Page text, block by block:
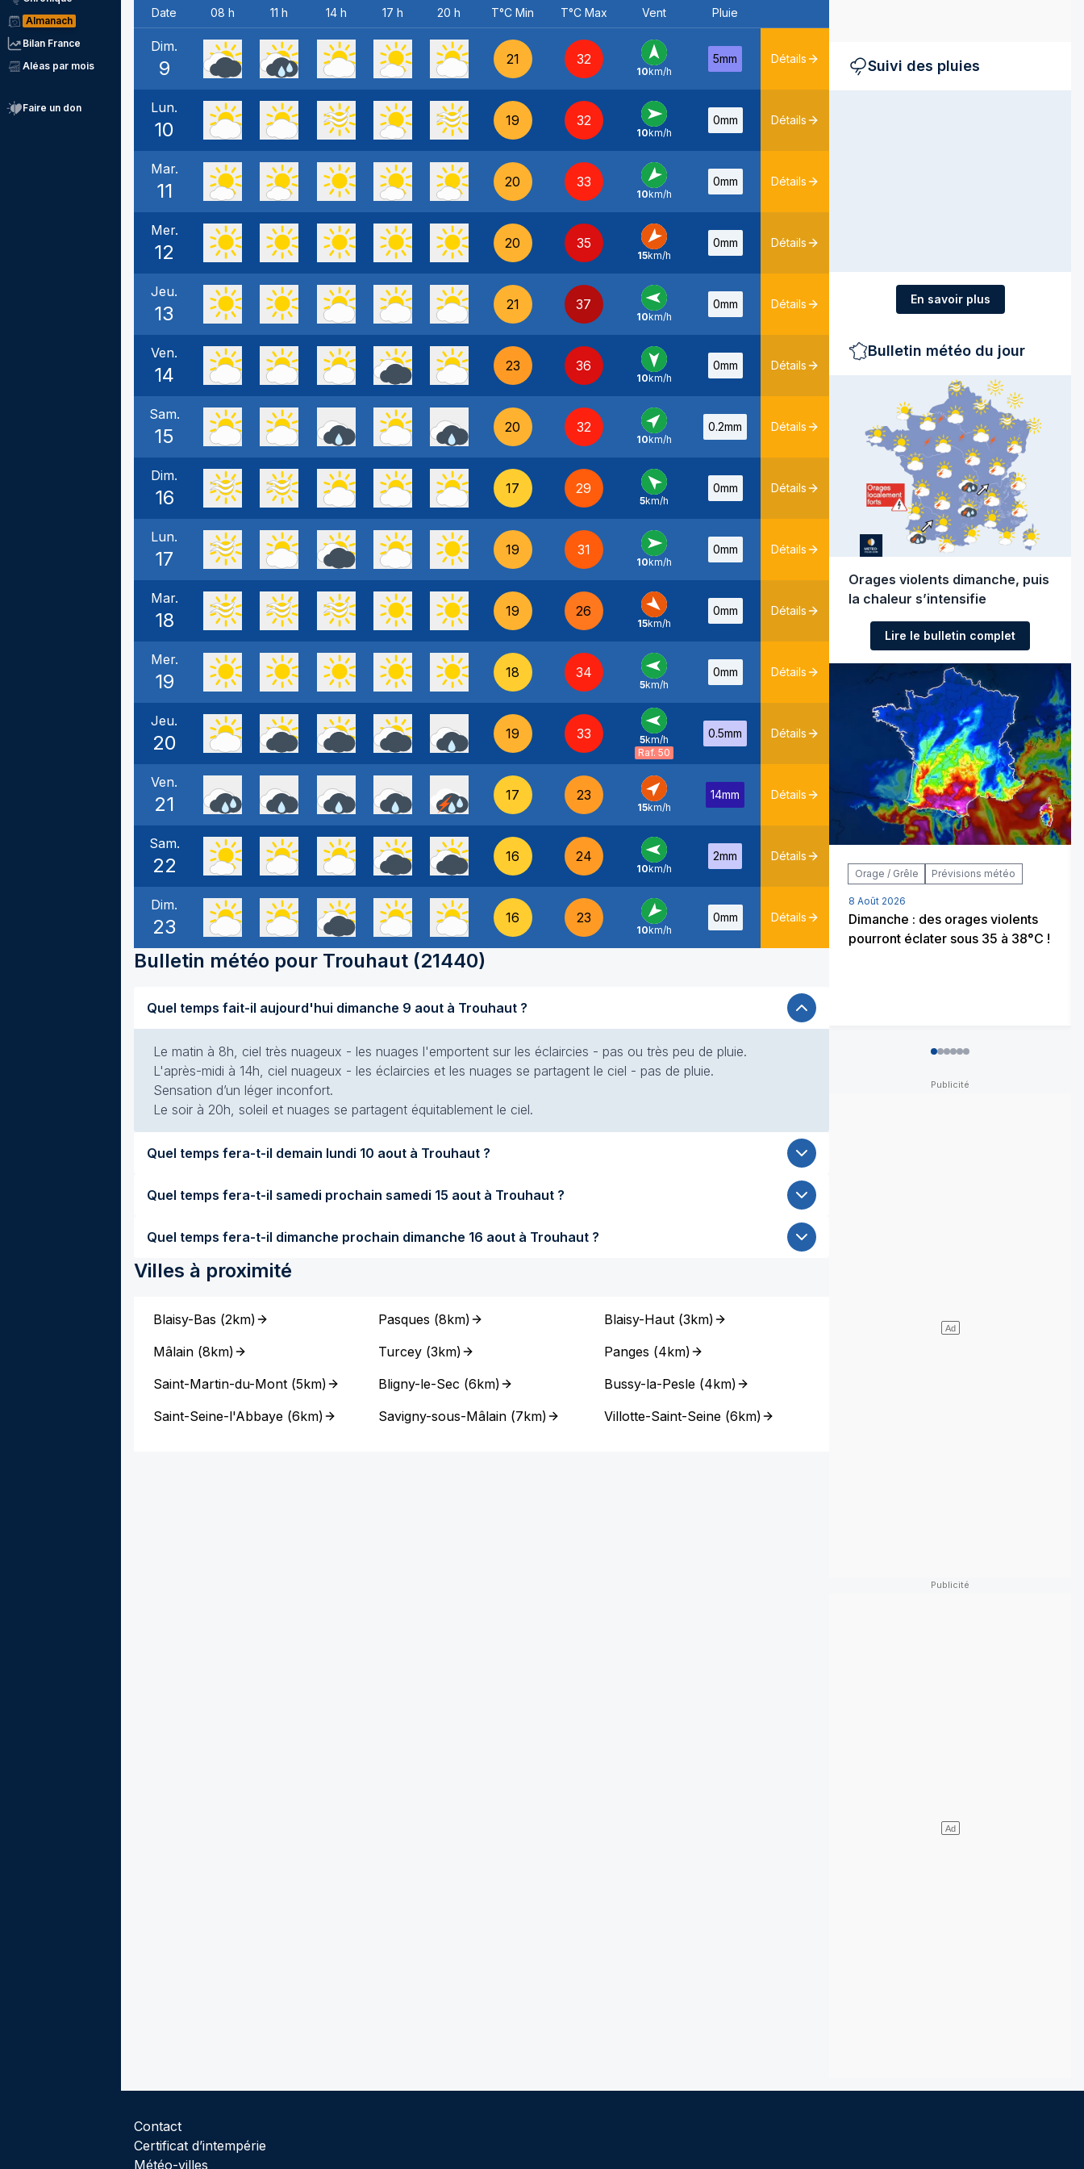
Almanach
Bilan France
Aléas par mois
Faire un don
Date 08 h 11 h 14 h 17 h 20 h T°C Min T°C Max Vent Pluie
Dim.
9 21 32
S -
10km/h
5mm Détails
Lun.
10 19 32
O -
10km/h
0mm Détails
Mar.
11 20 33
NE -
10km/h
0mm Détails
Mer.
12 20 35
NE -
15km/h
0mm Détails
Jeu.
13 21 37
E -
10km/h
0mm Détails
Ven.
14 23 36
N -
10km/h
0mm Détails
Sam.
15 20 32
SO -
10km/h
0.2mm Détails
Dim.
16 17 29
SE -
5km/h
0mm Détails
Lun.
17 19 31
O -
10km/h
0mm Détails
Mar.
18 19 26
NO
15km/h
0mm Détails
Mer.
19 18 34
E -
5km/h
0mm Détails
Jeu.
20 19 33
E -
5km/h
Raf. 50
0.5mm Détails
Ven.
21 17 23
SO -
15km/h
14mm Détails
Sam.
22 16 24
E -
10km/h
2mm Détails
Dim.
23 16 23
NE -
10km/h
0mm Détails
Bulletin météo pour Trouhaut (21440)
Quel temps fait-il aujourd'hui dimanche 9 aout à Trouhaut ?
Le matin à 8h, ciel très nuageux - les nuages l'emportent sur les éclaircies - pas ou très peu de pluie.
L'après-midi à 14h, ciel nuageux - les éclaircies et les nuages se partagent le ciel - pas de pluie.
Sensation d’un léger inconfort.
Le soir à 20h, soleil et nuages se partagent équitablement le ciel.
Quel temps fera-t-il demain lundi 10 aout à Trouhaut ?
Quel temps fera-t-il samedi prochain samedi 15 aout à Trouhaut ?
Quel temps fera-t-il dimanche prochain dimanche 16 aout à Trouhaut ?
Villes à proximité
Blaisy-Bas (2km)
Mâlain (8km)
Saint-Martin-du-Mont (5km)
Saint-Seine-l'Abbaye (6km)
Pasques (8km)
Turcey (3km)
Bligny-le-Sec (6km)
Savigny-sous-Mâlain (7km)
Blaisy-Haut(3km)
Panges (4km)
Bussy-la-Pesle(4km)
Villotte-Saint-Seine(6km)
Suivi des pluies
En savoir plus
Bulletin météo du jour
Orages violents dimanche, puis
la chaleur s’intensifie
Lire le bulletin complet
Orage / Grêle Prévisions météo
8 Août 2026
Dimanche : des orages violents
pourront éclater sous 35 à 38°C !
Contact
Certificat d’intempérie
Météo-villes